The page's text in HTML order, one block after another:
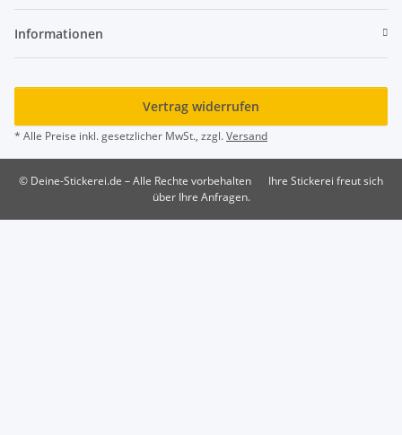
Informationen
Vertrag widerrufen
* Alle Preise inkl. gesetzlicher MwSt., zzgl.Versand
© Deine-Stickerei.de – Alle Rechte vorbehalten
Ihre Stickerei freut sich
über Ihre Anfragen.